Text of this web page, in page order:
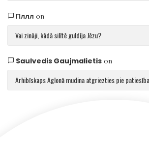
Пллл on
Vai zināji, kādā silītē guldīja Jēzu?
Saulvedis Gaujmalietison
Arhibīskaps Aglonā mudina atgriezties pie